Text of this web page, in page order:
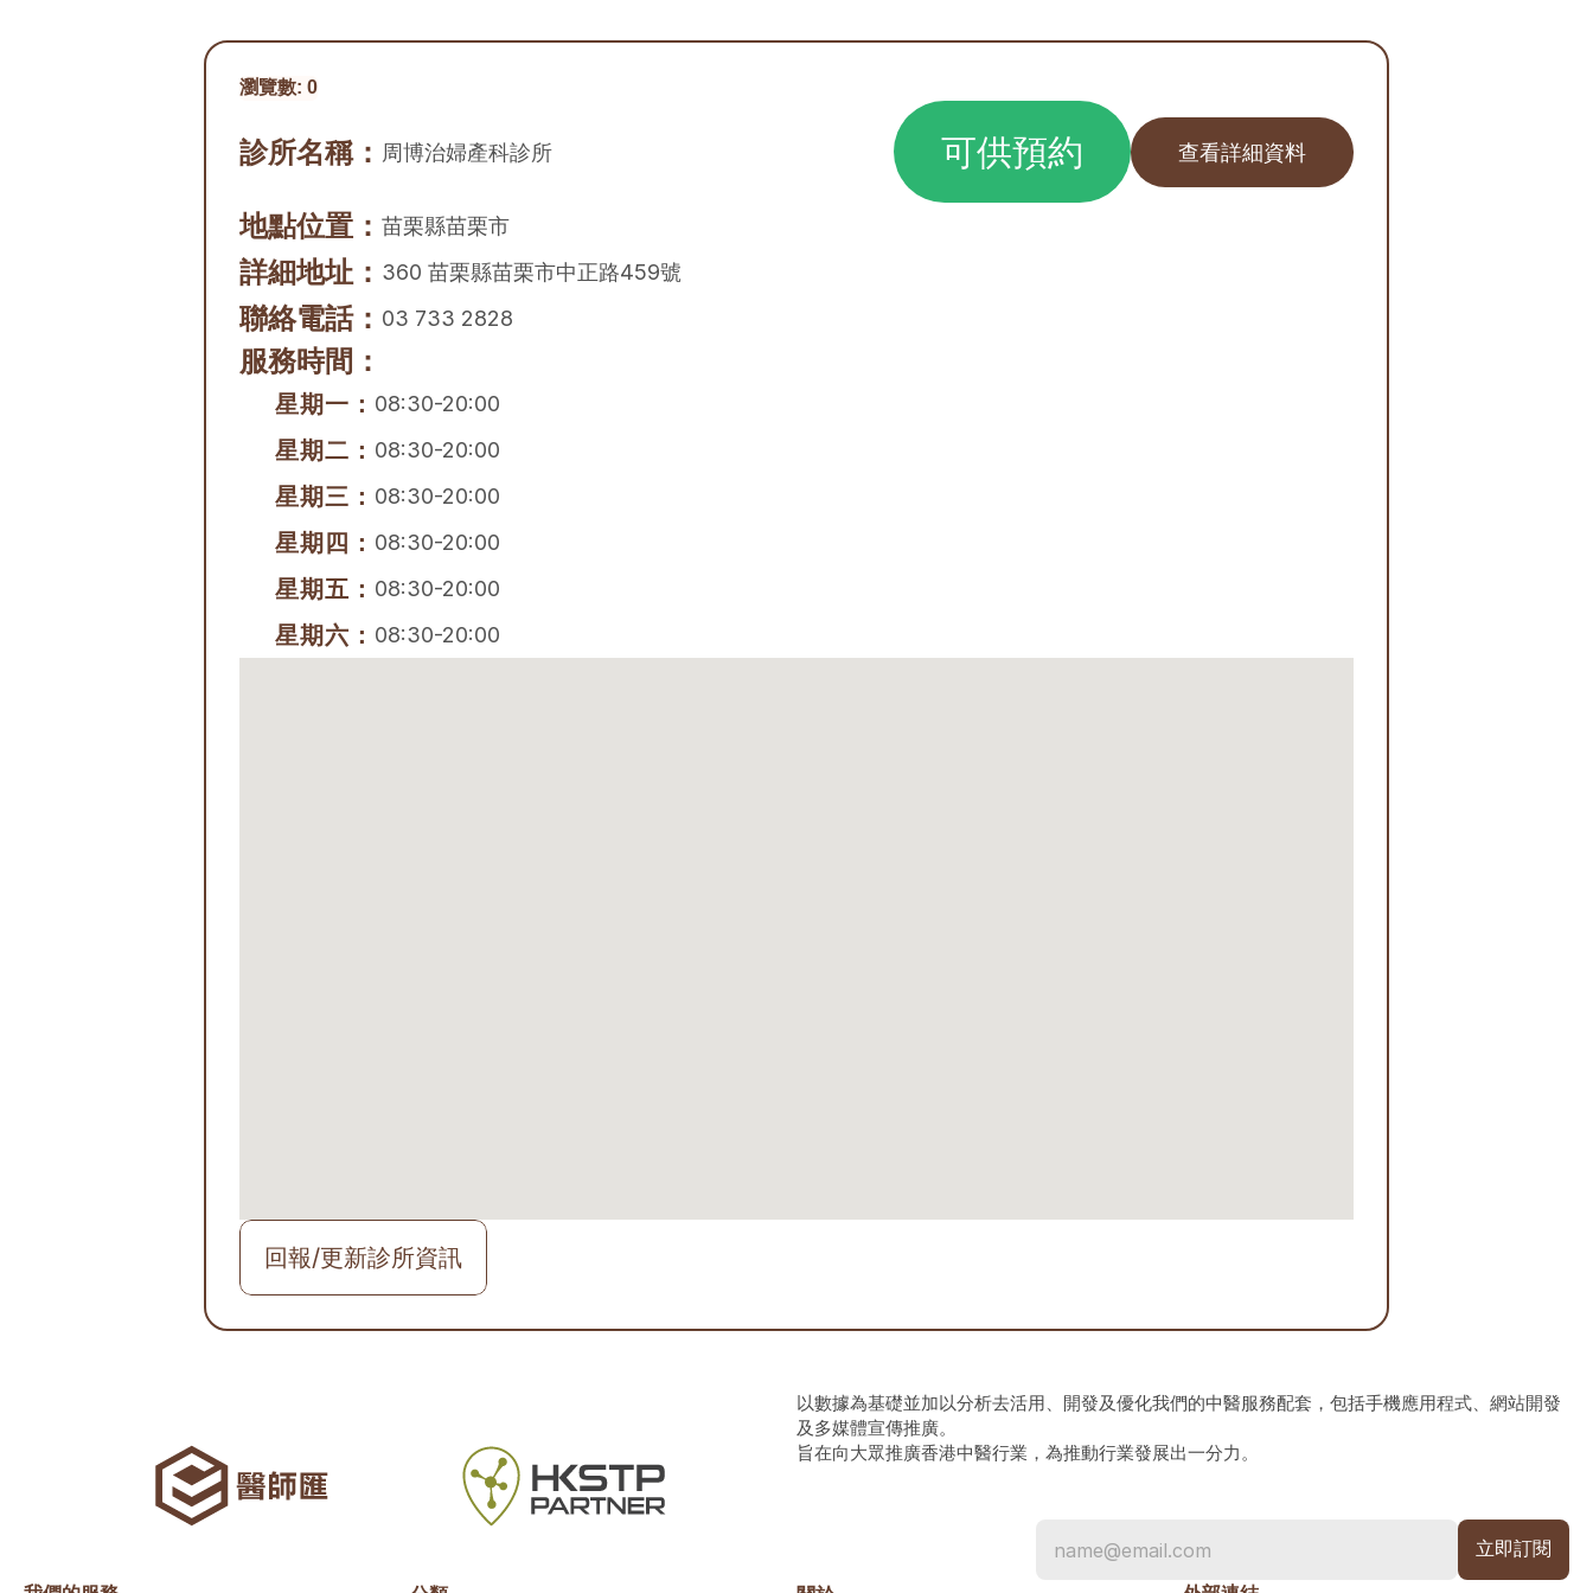
瀏覽數: 0
診所名稱： 周博治婦產科診所 可供預約 查看詳細資料
地點位置： 苗栗縣苗栗市
詳細地址： 360 苗栗縣苗栗市中正路459號
聯絡電話： 03 733 2828
服務時間：
星期一： 08:30-20:00
星期二： 08:30-20:00
星期三： 08:30-20:00
星期四： 08:30-20:00
星期五： 08:30-20:00
星期六： 08:30-20:00
回報/更新診所資訊
以數據為基礎並加以分析去活用、開發及優化我們的中醫服務配套，包括手機應用程式、網站開發
及多媒體宣傳推廣。
旨在向大眾推廣香港中醫行業，為推動行業發展出一分力。